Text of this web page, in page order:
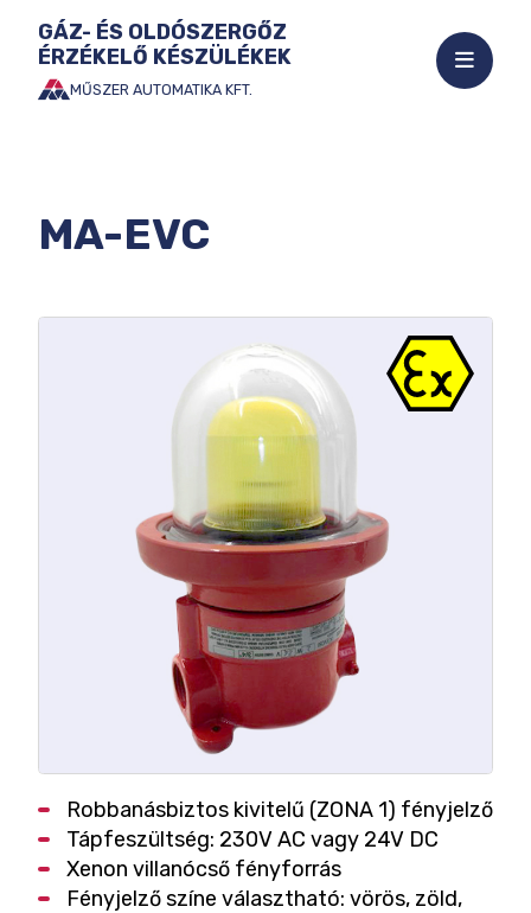
Ugrás
GÁZ- ÉS OLDÓSZERGŐZ
ÉRZÉKELŐ KÉSZÜLÉKEK
MŰSZER AUTOMATIKA KFT.
Mobil
menü
MA-EVC
Robbanásbiztos kivitelű (ZONA 1) fényjelző
Tápfeszültség: 230V AC vagy 24V DC
Xenon villanócső fényforrás
Fényjelző színe választható: vörös, zöld,